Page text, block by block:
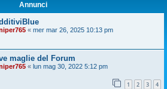
Annunci
« mer mar 26, 2025 10:13 pm
maglie del Forum
« lun mag 30, 2022 5:12 pm
1 2 3 4